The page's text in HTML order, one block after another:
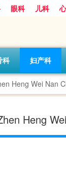
眼科 儿科
科 妇产科
Heng Wei Nan
Heng